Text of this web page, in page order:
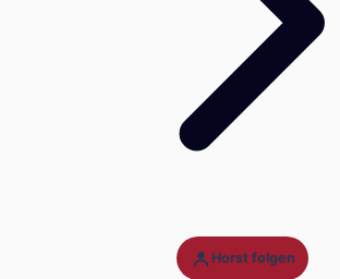
Horst folgen